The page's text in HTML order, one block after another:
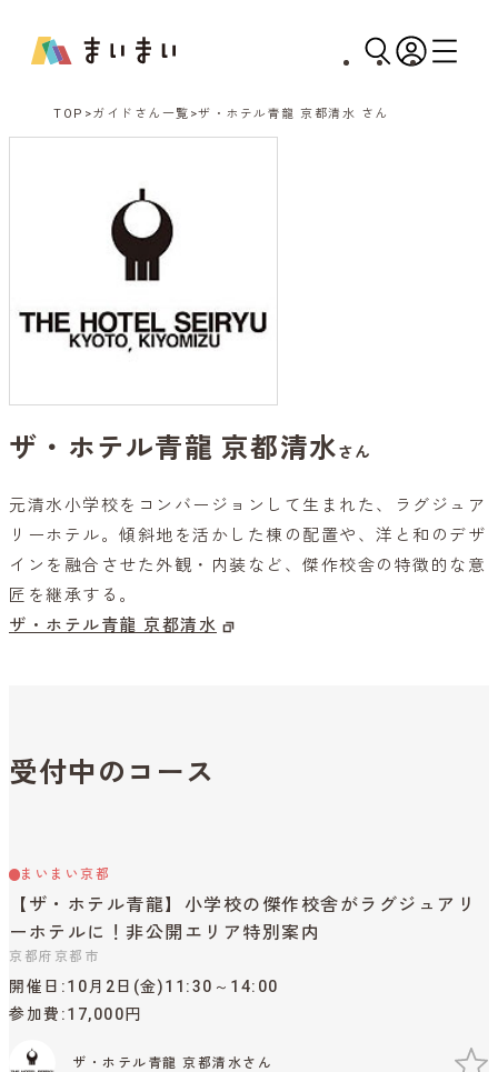
TOP ガイドさん一覧 ザ・ホテル青龍 京都清水 さん
ザ・ホテル青龍 京都清水さん
元清水小学校をコンバージョンして生まれた、ラグジュア
リーホテル。傾斜地を活かした棟の配置や、洋と和のデザ
インを融合させた外観・内装など、傑作校舎の特徴的な意
匠を継承する。
ザ・ホテル青龍 京都清水
受付中のコース
まいまい京都
【ザ・ホテル青龍】小学校の傑作校舎がラグジュアリ
ーホテルに！非公開エリア特別案内
京都府京都市
開催日
10月2日(金)11:30～14:00
参加費 17,000円
ザ・ホテル青龍 京都清水さん